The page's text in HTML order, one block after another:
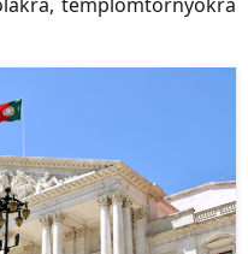
templomtornyokra